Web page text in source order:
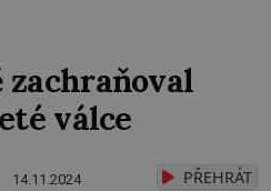
zachraňoval
válce
14.11.2024 PŘEHRÁT